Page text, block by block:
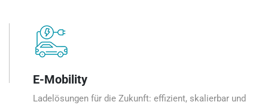
E-Mobility
Ladelösungen für die Zukunft: effizient, skalierbar und